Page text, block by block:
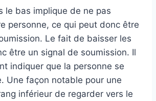
le bas implique de ne pas
personne, ce qui peut donc être
Le fait de baisser les
être un signal de soumission. Il
indiquer que la personne se
Une façon notable pour une
inférieur de regarder vers le